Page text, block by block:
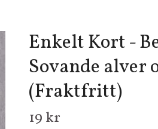
Enkelt Kort -
Sovande alver
(Fraktfritt)
19 kr